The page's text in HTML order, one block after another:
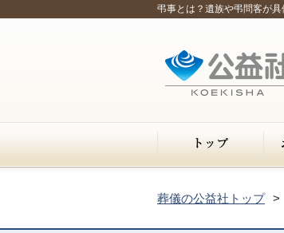
弔事とは？遺族や弔問客が
葬儀の公益社トップ